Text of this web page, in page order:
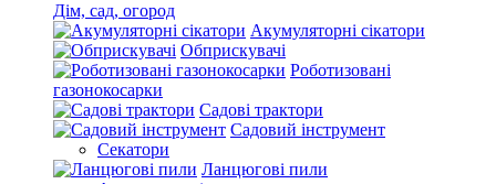
Дім, сад, огород
Акумуляторні сікатори
Обприскувачі
Роботизовані
газонокосарки
Садові трактори
Садовий інструмент
Секатори
Ланцюгові пили